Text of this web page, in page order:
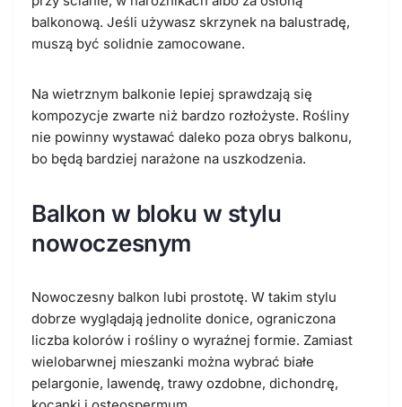
balkonową. Jeśli używasz skrzynek na balustradę,
muszą być solidnie zamocowane.
Na wietrznym balkonie lepiej sprawdzają się
kompozycje zwarte niż bardzo rozłożyste. Rośliny
nie powinny wystawać daleko poza obrys balkonu,
bo będą bardziej narażone na uszkodzenia.
Balkon w bloku w stylu
nowoczesnym
Nowoczesny balkon lubi prostotę. W takim stylu
dobrze wyglądają jednolite donice, ograniczona
liczba kolorów i rośliny o wyraźnej formie. Zamiast
wielobarwnej mieszanki można wybrać białe
pelargonie, lawendę, trawy ozdobne, dichondrę,